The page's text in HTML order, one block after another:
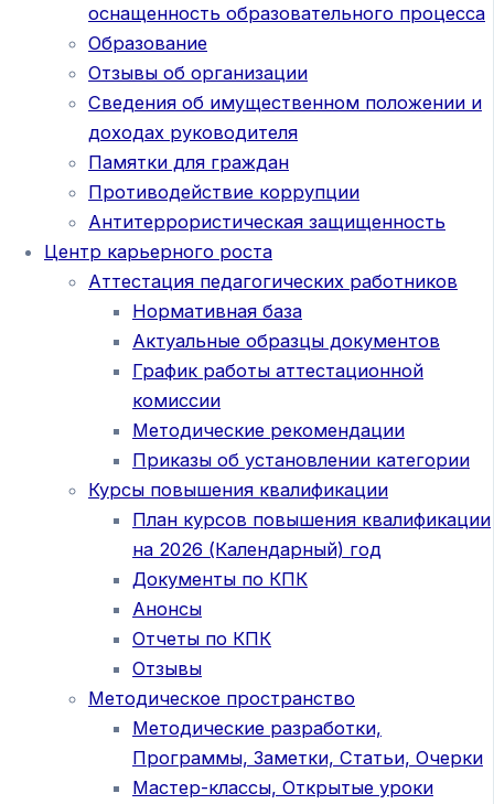
оснащенность образовательного процесса
Образование
Отзывы об организации
Сведения об имущественном положении и
доходах руководителя
Памятки для граждан
Противодействие коррупции
Антитеррористическая защищенность
Центр карьерного роста
Аттестация педагогических работников
Нормативная база
Актуальные образцы документов
График работы аттестационной
комиссии
Методические рекомендации
Приказы об установлении категории
Курсы повышения квалификации
План курсов повышения квалификации
на 2026 (Календарный) год
Документы по КПК
Анонсы
Отчеты по КПК
Отзывы
Методическое пространство
Методические разработки,
Программы, Заметки, Статьи, Очерки
Мастер-классы, Открытые уроки